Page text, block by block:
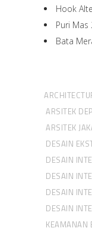
Hook
Puri Mas
Bata
ARSITEK
ARSITEK
DESAIN
DESAIN
DESAIN
DESAIN
DESAIN
KEAMANAN